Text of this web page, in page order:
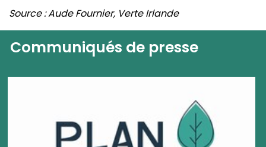
Source : Aude Fournier, Verte Irlande
Communiqués de presse